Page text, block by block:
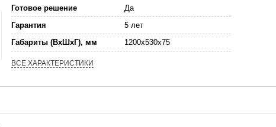
Готовое решение
Да
Гарантия
5 лет
Габариты (ВхШхГ), мм
1200x530x75
ВСЕ ХАРАКТЕРИСТИКИ